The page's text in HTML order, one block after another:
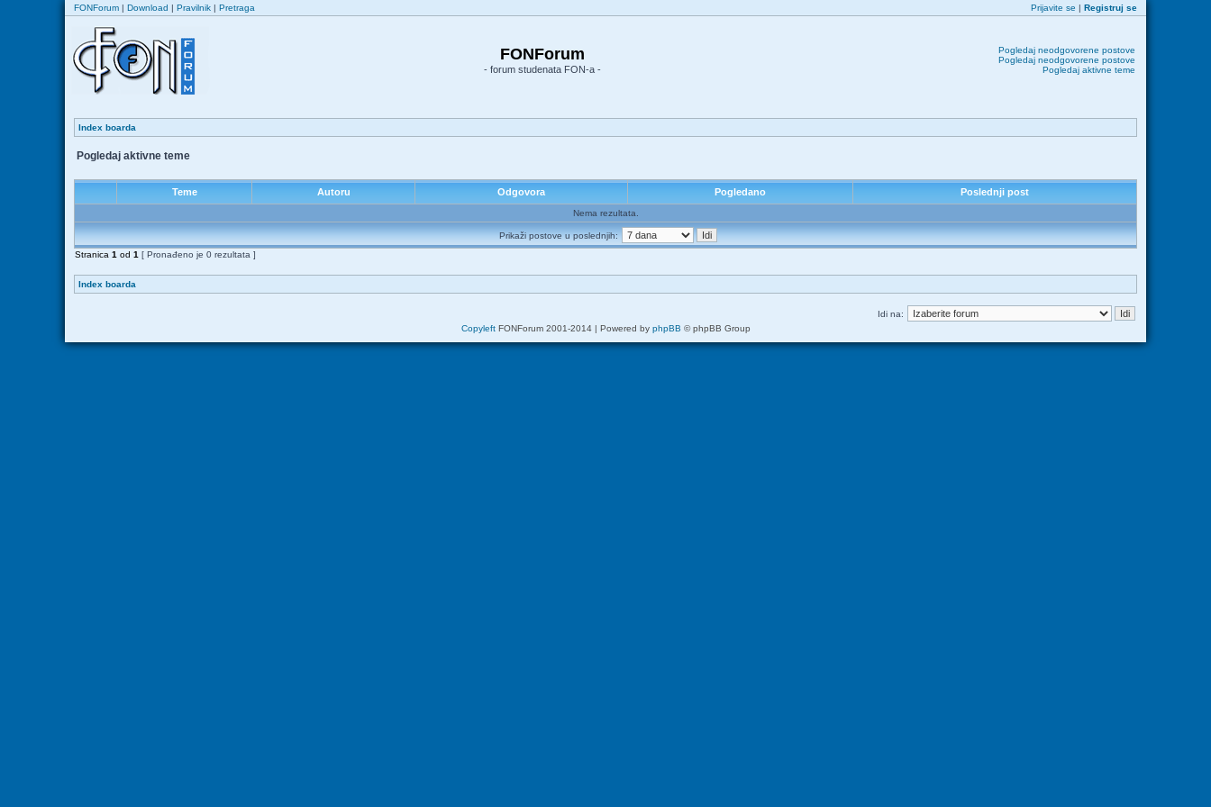
FONForum | Download | Pravilnik | Pretraga Prijavite se | Registruj se
FONForum
- forum studenata FON-a -
Pogledaj neodgovorene postove
Pogledaj neodgovorene postove
Pogledaj aktivne teme
Index boarda
Pogledaj aktivne teme
Teme Autoru Odgovora Pogledano Poslednji post
Nema rezultata.
Prikaži postove u poslednjih:
Stranica 1 od 1 [ Pronađeno je 0 rezultata ]
Index boarda
Idi na:
CopyleftFONForum 2001-2014 | Powered by phpBB © phpBB Group